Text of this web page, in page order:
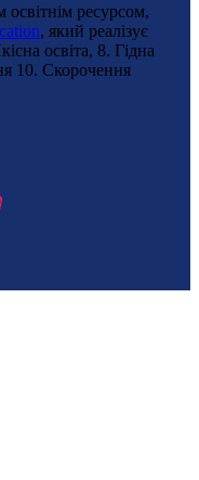
ресурсом,
, який реалізує
освіта, 8. Гідна
10. Cкорочення